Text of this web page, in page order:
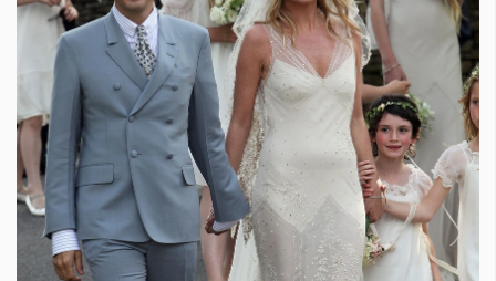
КАТЕГОРИИ
Wine&Dine
Подкасти
Мода
Dialogue
Изкуство
Красота
Цветно
Гурме
Пътувай
ЗА НАС
Условия за
ползване
За нас
Реклама
Политика за
поверителност
ModerenDom